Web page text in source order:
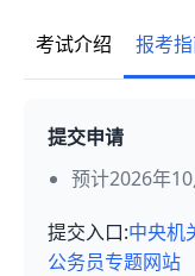
考试介绍 报考
提交申请
预计2026年
提交入口:中央机
公务员专题网站